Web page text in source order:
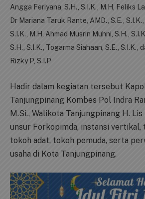
Angga Feriyana, S.H., S.I.K., M.H, Feliks
Dr Mariana Taruk Rante, AMD., S.E.,
S.I.K., M.H, Ahmad Musrin Muhni, S.H.,
S.H., S.I.K., Togarma Siahaan, S.E., S.I.K.,
Rizky P, S.I.P
Hadir dalam kegiatan tersebut
Tanjungpinang Kombes Pol Indra
M.Si., Walikota Tanjungpinang H. Lis
unsur Forkopimda, instansi vertikal,
tokoh adat, tokoh pemuda, serta
usaha di Kota Tanjungpinang.